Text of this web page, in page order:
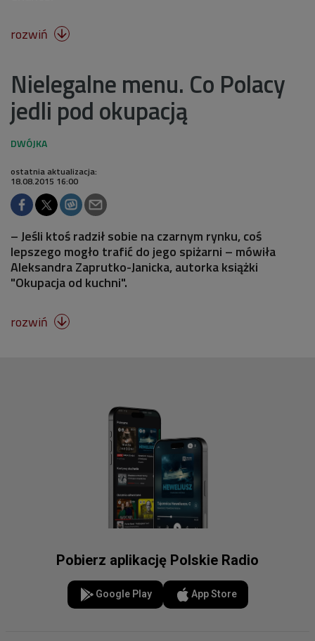
rozwiń 
Nielegalne menu. Co Polacy
jedli pod okupacją
ostatnia aktualizacja:
18.08.2015 16:00
– Jeśli ktoś radził sobie na czarnym rynku, coś
lepszego mogło trafić do jego spiżarni – mówiła
Aleksandra Zaprutko-Janicka, autorka książki
"Okupacja od kuchni".
rozwiń 
Pobierz aplikację Polskie Radio
Google Play App Store